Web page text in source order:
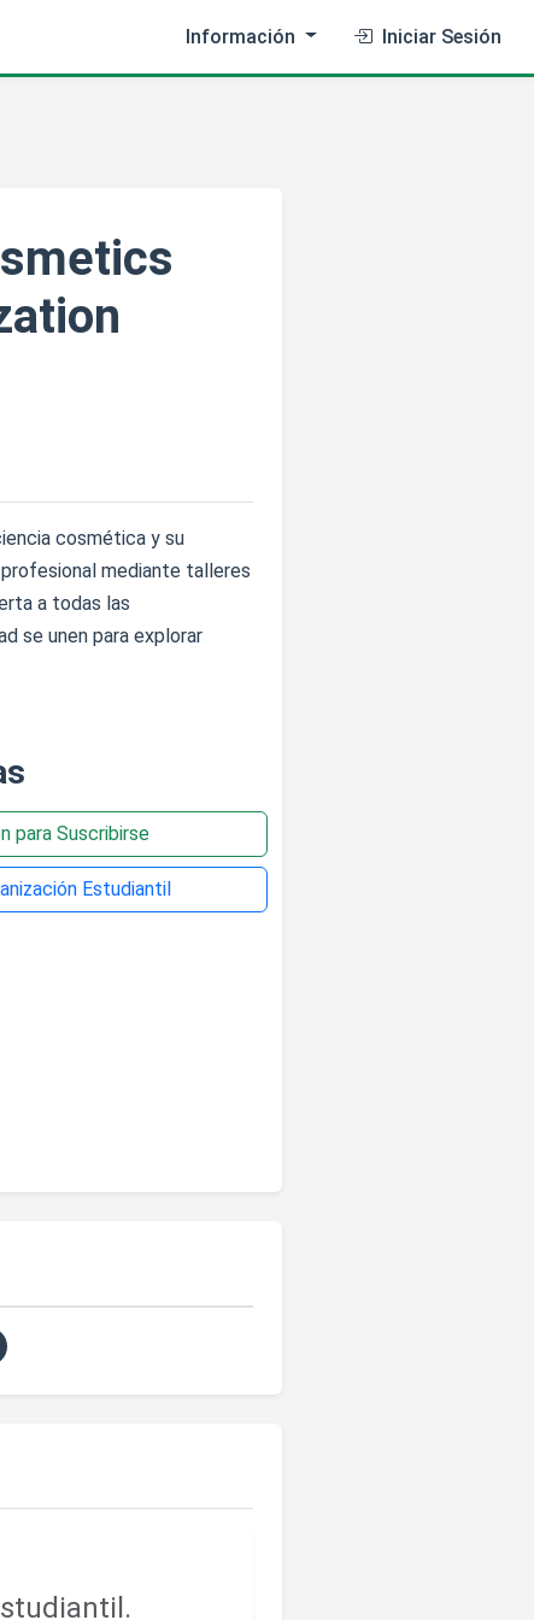
Información Iniciar Sesión
cosmética y su
mediante talleres
a todas las
se unen para explorar
para Suscribirse
Estudiantil